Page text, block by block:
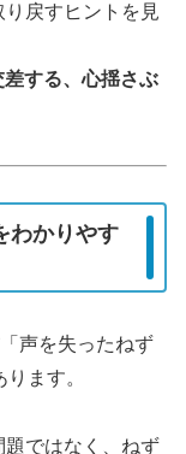
り戻すヒントを見
する、心揺さぶ
わかりやす
声を失ったねず
ます。
題ではなく、ねず